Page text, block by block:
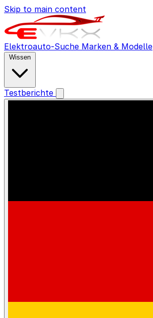
Skip to main content
Elektroauto-Suche Marken & Modelle
Wissen
Testberichte